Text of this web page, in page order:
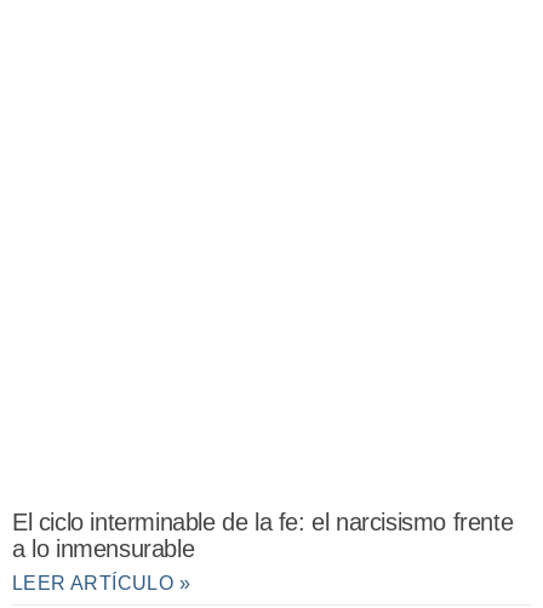
El ciclo interminable de la fe: el narcisismo frente
a lo inmensurable
LEER ARTÍCULO »